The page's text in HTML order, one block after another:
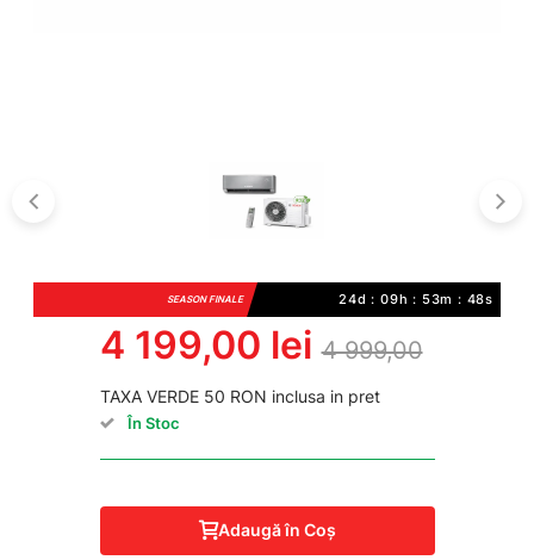
SEASON FINALE 24d : 09h : 53m : 47s
4 199,00 lei 4 999,00
TAXA VERDE 50 RON inclusa in pret
În Stoc
Adaugă în Coş